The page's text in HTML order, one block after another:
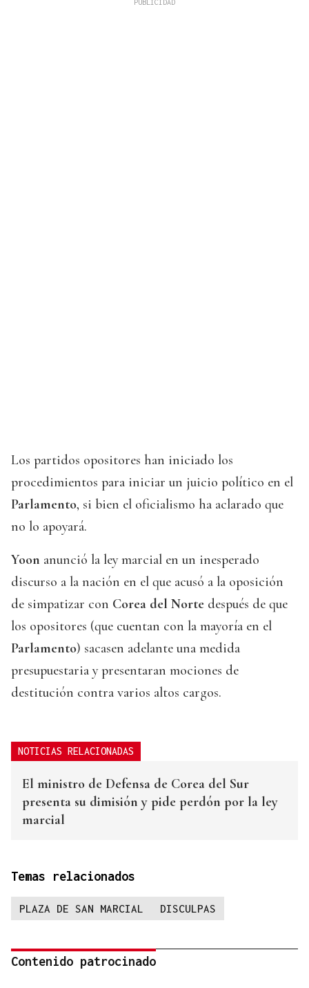
Los partidos opositores han iniciado los
procedimientos para iniciar un juicio político en el
Parlamento, si bien el oficialismo ha aclarado que
no lo apoyará.
Yoon anunció la ley marcial en un inesperado
discurso a la nación en el que acusó a la oposición
de simpatizar con Corea del Norte después de que
los opositores (que cuentan con la mayoría en el
Parlamento) sacasen adelante una medida
presupuestaria y presentaran mociones de
destitución contra varios altos cargos.
NOTICIAS RELACIONADAS
El ministro de Defensa de Corea del Sur
presenta su dimisión y pide perdón por la ley
marcial
Temas relacionados
PLAZA DE SAN MARCIAL DISCULPAS
Contenido patrocinado